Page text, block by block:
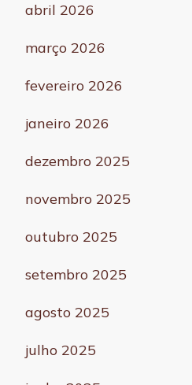
abril 2026
março 2026
fevereiro 2026
janeiro 2026
dezembro 2025
novembro 2025
outubro 2025
setembro 2025
agosto 2025
julho 2025